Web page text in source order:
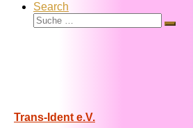
Search
Suche
Suche
Trans-Ident e.V.